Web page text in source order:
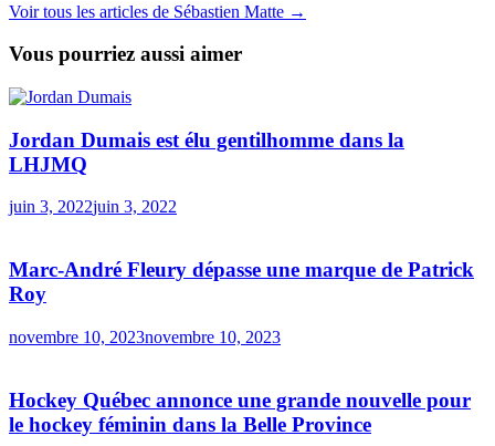
Voir tous les articles de Sébastien Matte →
Vous pourriez aussi aimer
Jordan Dumais est élu gentilhomme dans la
LHJMQ
juin 3, 2022juin 3, 2022
Marc-André Fleury dépasse une marque de Patrick
Roy
novembre 10, 2023novembre 10, 2023
Hockey Québec annonce une grande nouvelle pour
le hockey féminin dans la Belle Province